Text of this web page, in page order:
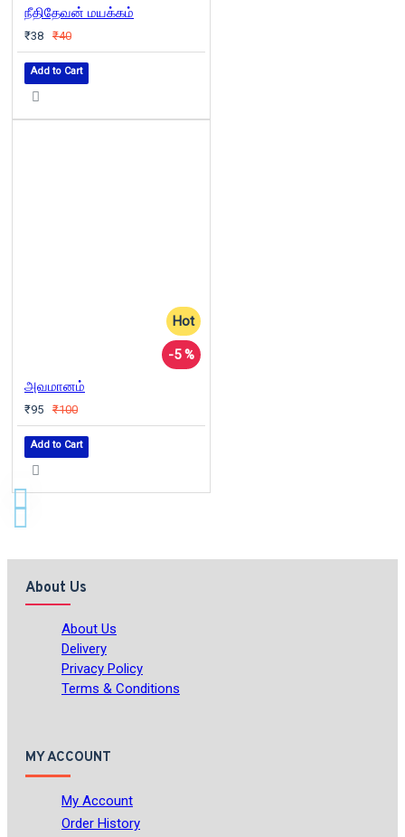
நீதிதேவன் மயக்கம்
₹38 ₹40
Add to Cart
Hot
-5 %
அவமானம்
₹95 ₹100
Add to Cart
About Us
About Us
Delivery
Privacy Policy
Terms & Conditions
MY ACCOUNT
My Account
Order History